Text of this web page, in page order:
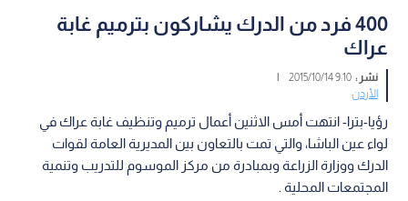
400 فرد من الدرك يشاركون بترميم غابة
عراك
نشر :9:10 2015/10/14
|
الأردن
رؤيا-بترا- انتهت أمس الاثنين أعمال ترميم وتنظيف غابة عراك في
لواء عين الباشا، والتي تمت بالتعاون بين المديرية العامة لقوات
الدرك ووزارة الزراعة وبمبادرة من مركز الموسوم للتدريب وتنمية
المجتمعات المحلية .